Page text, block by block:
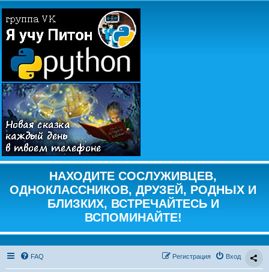
НАХОДИТЕ СОСЛУЖИВЦЕВ,
ОДНОКЛАССНИКОВ, ДРУЗЕЙ, РОДНЫХ И
БЛИЗКИХ, ВСТРЕЧАЙТЕСЬ И
ВСПОМИНАЙТЕ!
FAQ Вход
Регистрация